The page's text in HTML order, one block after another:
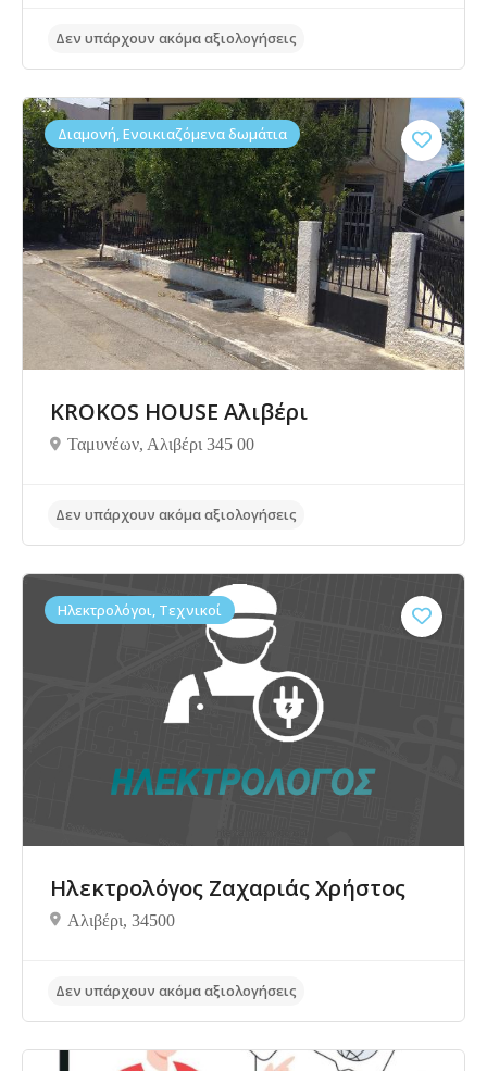
Δεν υπάρχουν ακόμα αξιολογήσεις
Διαμονή, Ενοικιαζόμενα δωμάτια
KROKOS HOUSE Αλιβέρι
Ταμυνέων, Αλιβέρι 345 00
Δεν υπάρχουν ακόμα αξιολογήσεις
Ηλεκτρολόγοι, Τεχνικοί
Ηλεκτρολόγος Ζαχαριάς Χρήστος
Αλιβέρι, 34500